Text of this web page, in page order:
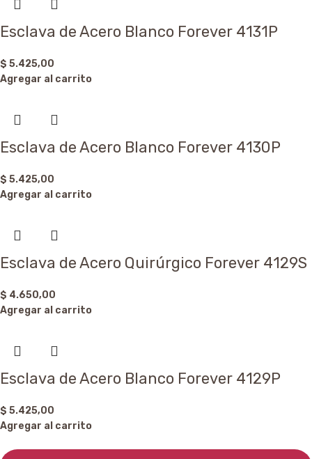
Esclava de Acero Blanco Forever 4131P
$ 5.425,00
Agregar al carrito
Esclava de Acero Blanco Forever 4130P
$ 5.425,00
Agregar al carrito
Esclava de Acero Quirúrgico Forever 4129S
$ 4.650,00
Agregar al carrito
Esclava de Acero Blanco Forever 4129P
$ 5.425,00
Agregar al carrito